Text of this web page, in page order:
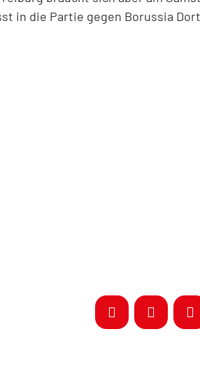
in die Partie gegen Borussia